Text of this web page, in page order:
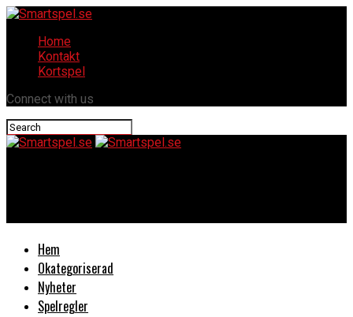
Home
Kontakt
Kortspel
Connect with us
Hem
Okategoriserad
Nyheter
Spelregler